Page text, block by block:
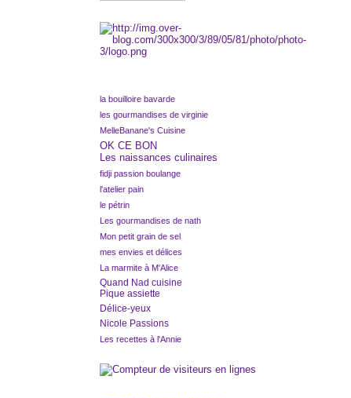
la bouilloire bavarde
les gourmandises de virginie
MelleBanane's Cuisine
OK CE BON
Les naissances culinaires
fidji passion boulange
l'atelier pain
le pétrin
Les gourmandises de nath
Mon petit grain de sel
mes envies et délices
La marmite à M'Alice
Quand Nad cuisine
Pique assiette
Délice-yeux
Nicole Passions
Les recettes à l'Annie